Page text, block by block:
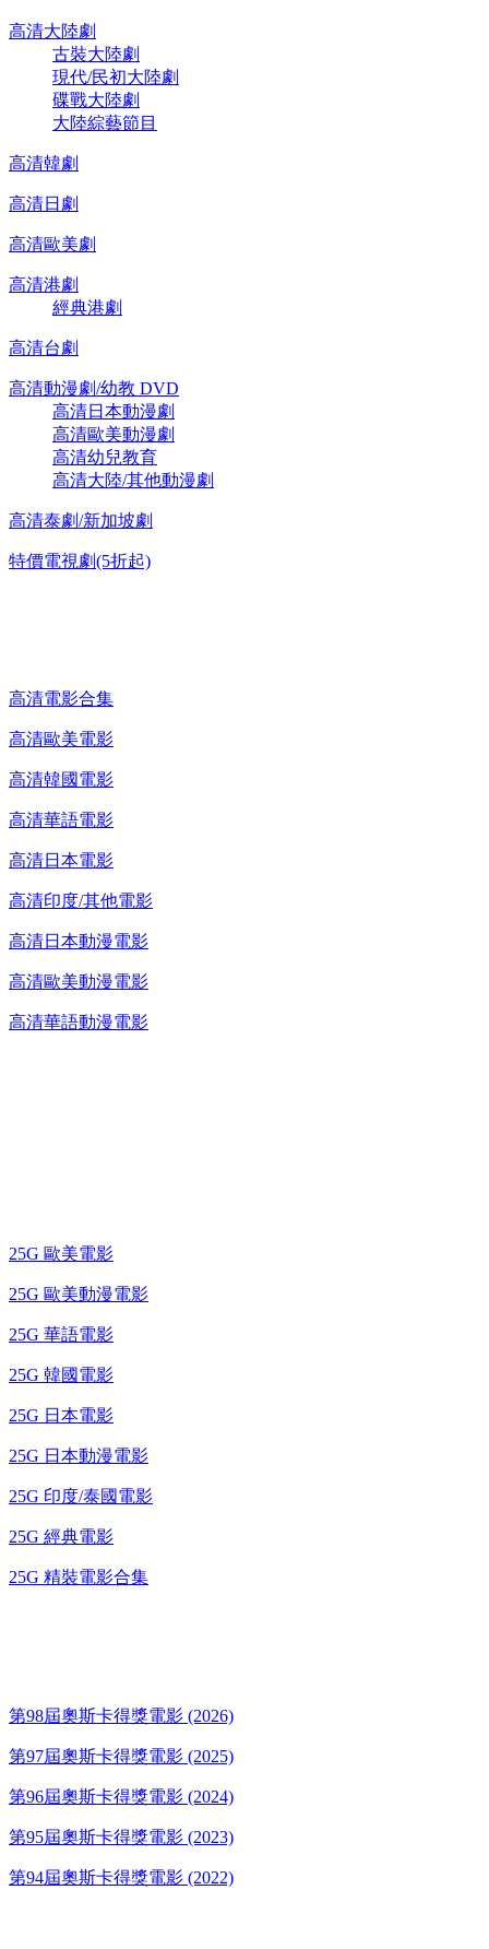
高清大陸劇
古裝大陸劇
現代/民初大陸劇
碟戰大陸劇
大陸綜藝節目
高清韓劇
高清日劇
高清歐美劇
高清港劇
經典港劇
高清台劇
高清動漫劇/幼教 DVD
高清日本動漫劇
高清歐美動漫劇
高清幼兒教育
高清大陸/其他動漫劇
高清泰劇/新加坡劇
特價電視劇(5折起)
高清電影合集
高清歐美電影
高清韓國電影
高清華語電影
高清日本電影
高清印度/其他電影
高清日本動漫電影
高清歐美動漫電影
高清華語動漫電影
25G 歐美電影
25G 歐美動漫電影
25G 華語電影
25G 韓國電影
25G 日本電影
25G 日本動漫電影
25G 印度/泰國電影
25G 經典電影
25G 精裝電影合集
第98屆奧斯卡得獎電影 (2026)
第97屆奧斯卡得獎電影 (2025)
第96屆奧斯卡得獎電影 (2024)
第95屆奧斯卡得獎電影 (2023)
第94屆奧斯卡得獎電影 (2022)